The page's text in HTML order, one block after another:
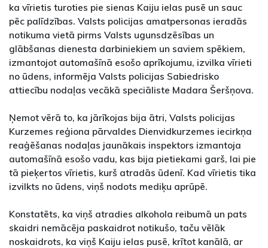
ka vīrietis turoties pie sienas Kaiju ielas pusē un sauc
pēc palīdzības. Valsts policijas amatpersonas ieradās
notikuma vietā pirms Valsts ugunsdzēsības un
glābšanas dienesta darbiniekiem un saviem spēkiem,
izmantojot automašīnā esošo aprīkojumu, izvilka vīrieti
no ūdens, informēja Valsts policijas Sabiedrisko
attiecību nodaļas vecākā speciāliste Madara Šeršņova.
Ņemot vērā to, ka jārīkojas bija ātri, Valsts policijas
Kurzemes reģiona pārvaldes Dienvidkurzemes iecirkņa
reaģēšanas nodaļas jaunākais inspektors izmantoja
automašīnā esošo vadu, kas bija pietiekami garš, lai pie
tā pieķertos vīrietis, kurš atradās ūdenī. Kad vīrietis tika
izvilkts no ūdens, viņš nodots mediķu aprūpē.
Konstatēts, ka viņš atradies alkohola reibumā un pats
skaidri nemācēja paskaidrot notikušo, taču vēlāk
noskaidrots, ka viņš Kaiju ielas pusē, krītot kanālā, ar